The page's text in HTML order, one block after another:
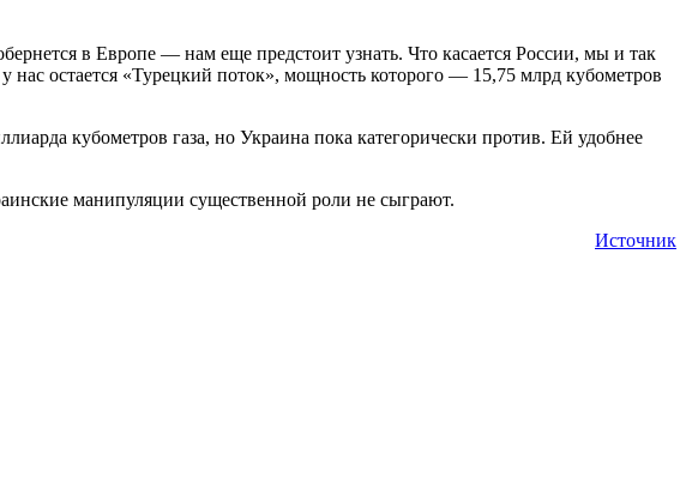
в Европе — нам еще предстоит узнать. Что касается России, мы и так
остается «Турецкий поток», мощность которого — 15,75 млрд кубометров
кубометров газа, но Украина пока категорически против. Ей удобнее
манипуляции существенной роли не сыграют.
Источник